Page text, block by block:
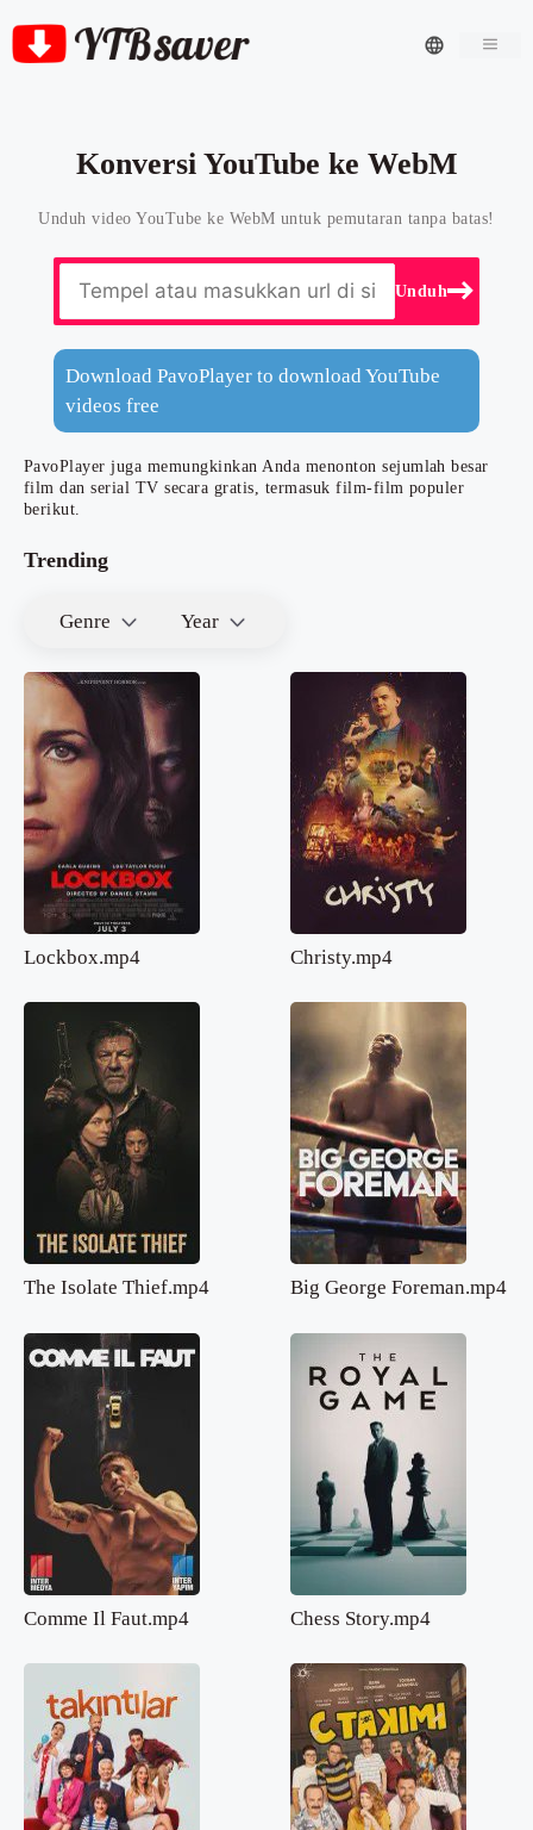
Konversi YouTube ke WebM
Unduh video YouTube ke WebM untuk pemutaran tanpa batas!
Unduh
Download PavoPlayer to download YouTube
videos free
PavoPlayer juga memungkinkan Anda menonton sejumlah besar
film dan serial TV secara gratis, termasuk film-film populer
berikut.
Trending
Genre Year
Lockbox.mp4 Christy.mp4
The Isolate Thief.mp4 Big George Foreman.mp4
Comme Il Faut.mp4 Chess Story.mp4